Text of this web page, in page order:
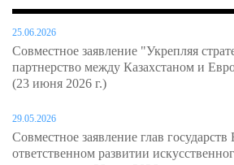
25.06.2026
Совместное заявление "Укрепляя
партнерство между Казахстаном и
(23 июня 2026 г.)
29.05.2026
Совместное заявление глав
ответственном развитии